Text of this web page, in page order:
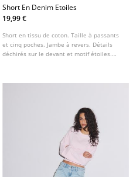
Short En Denim Etoiles
19,99 €
Short en tissu de coton. Taille à passants
et cinq poches. Jambe à revers. Détails
déchirés sur le devant et motif étoiles.